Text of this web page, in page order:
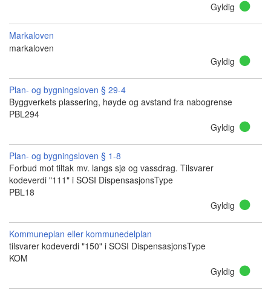
Gyldig
Markaloven
markaloven
Gyldig
Plan- og bygningsloven § 29-4
Byggverkets plassering, høyde og avstand fra nabogrense
PBL294
Gyldig
Plan- og bygningsloven § 1-8
Forbud mot tiltak mv. langs sjø og vassdrag. Tilsvarer
kodeverdi "111" i SOSI DispensasjonsType
PBL18
Gyldig
Kommuneplan eller kommunedelplan
tilsvarer kodeverdi "150" i SOSI DispensasjonsType
KOM
Gyldig